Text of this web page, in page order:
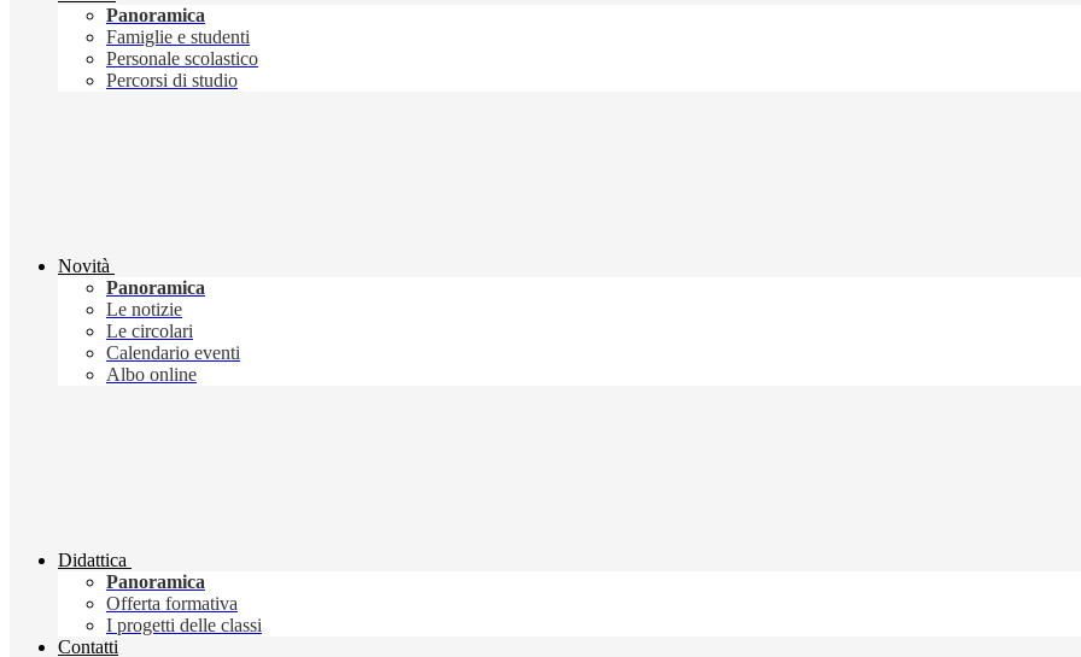
Panoramica
Famiglie e studenti
Personale scolastico
Percorsi di studio
Novità
Panoramica
Le notizie
Le circolari
Calendario eventi
Albo online
Didattica
Panoramica
Offerta formativa
I progetti delle classi
Contatti